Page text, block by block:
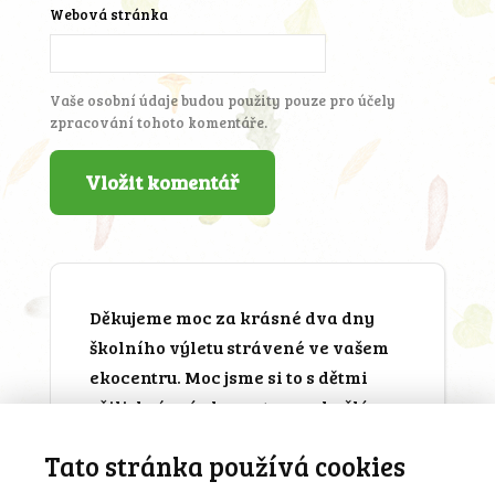
Webová stránka
Vaše osobní údaje budou použity pouze pro účely
zpracování tohoto komentáře.
Děkujeme moc za krásné dva dny
školního výletu strávené ve vašem
ekocentru. Moc jsme si to s dětmi
užili, krásné ekocentrum, skvělé
a zajimavý výukový program jenž
Tato stránka používá cookies